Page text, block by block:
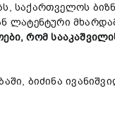
საქართველოს
ლატენტური
,რომ
ბიძინა